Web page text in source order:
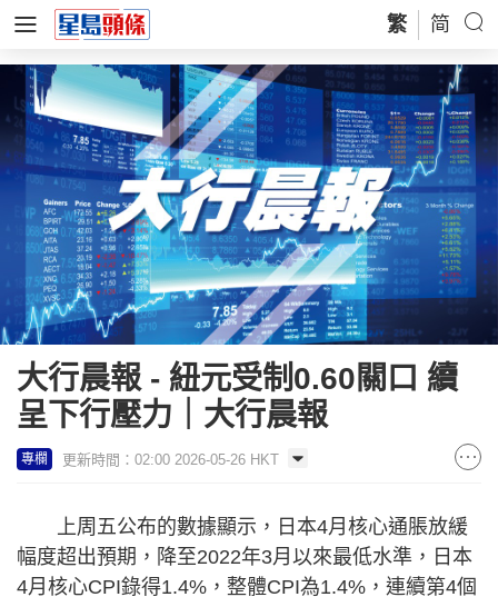
繁 简
大行晨報 - 紐元受制0.60關口 續
呈下行壓力｜大行晨報
專欄 更新時間：02:00 2026-05-26 HKT
上周五公布的數據顯示，日本4月核心通脹放緩
幅度超出預期，降至2022年3月以來最低水準，日本
4月核心CPI錄得1.4%，整體CPI為1.4%，連續第4個